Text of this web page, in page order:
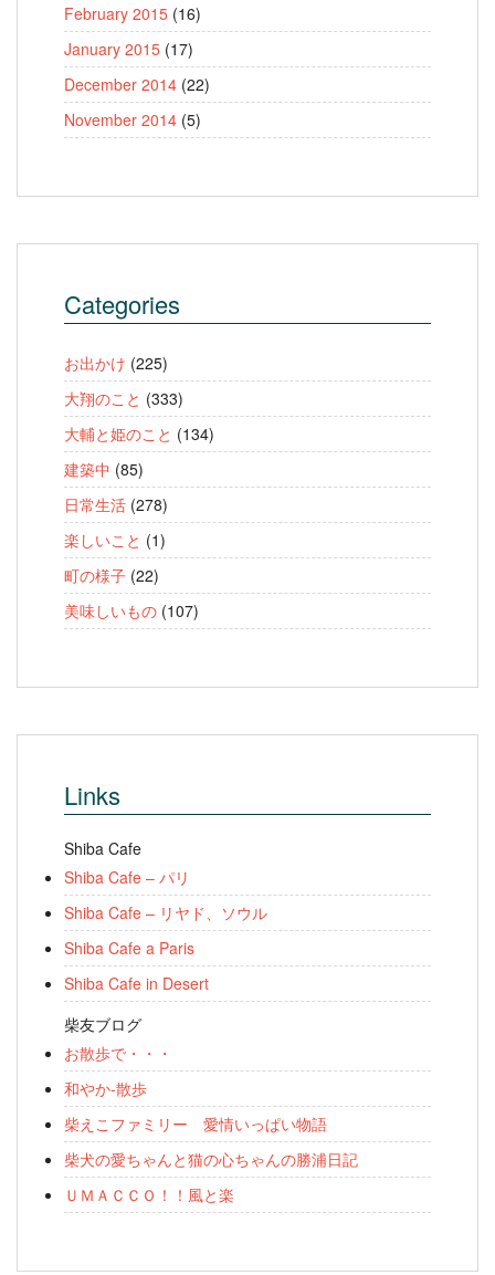
February 2015 (16)
January 2015 (17)
December 2014 (22)
November 2014 (5)
Categories
お出かけ (225)
大翔のこと (333)
大輔と姫のこと (134)
建築中 (85)
日常生活 (278)
楽しいこと (1)
町の様子 (22)
美味しいもの (107)
Links
Shiba Cafe
Shiba Cafe – パリ
Shiba Cafe – リヤド、ソウル
Shiba Cafe a Paris
Shiba Cafe in Desert
柴友ブログ
お散歩で・・・
和やか-散歩
柴えこファミリー 愛情いっぱい物語
柴犬の愛ちゃんと猫の心ちゃんの勝浦日記
ＵＭＡＣＣＯ！！風と楽